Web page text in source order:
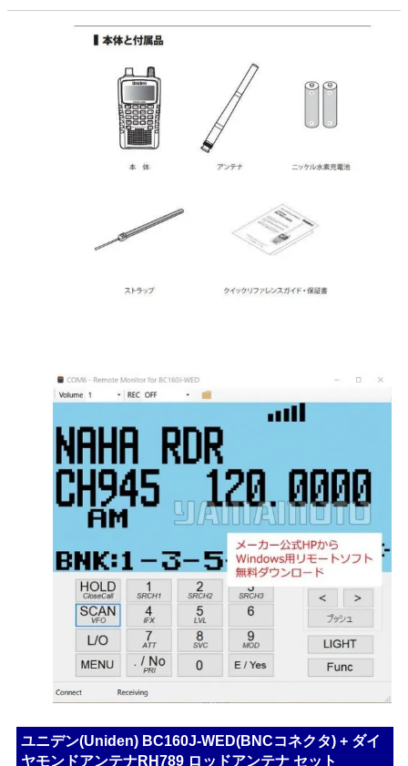
ユニデン(Uniden) BC160J-WED(BNCコネクタ) + ダイ
ヤモンドアンテナRH789 ロッドアンテナ セット